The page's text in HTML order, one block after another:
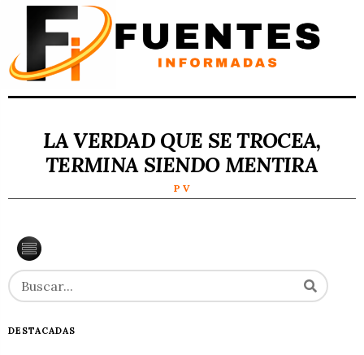
LA VERDAD QUE SE TROCEA,
TERMINA SIENDO MENTIRA
P V
DESTACADAS